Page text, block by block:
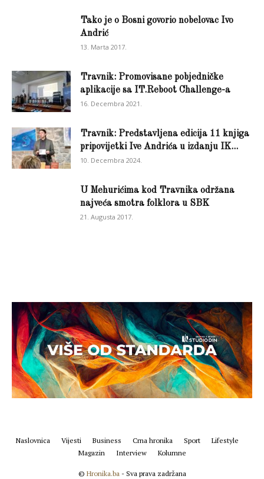
Tako je o Bosni govorio nobelovac Ivo
Andrić
13. Marta 2017.
Travnik: Promovisane pobjedničke
aplikacije sa IT.Reboot Challenge-a
16. Decembra 2021.
Travnik: Predstavljena edicija 11 knjiga
pripovijetki Ive Andrića u izdanju IK...
10. Decembra 2024.
U Mehurićima kod Travnika održana
najveća smotra folklora u SBK
21. Augusta 2017.
Naslovnica Vijesti Business Crna hronika Sport
Lifestyle
Magazin
Interview Kolumne
© Hronika.ba - Sva prava zadržana